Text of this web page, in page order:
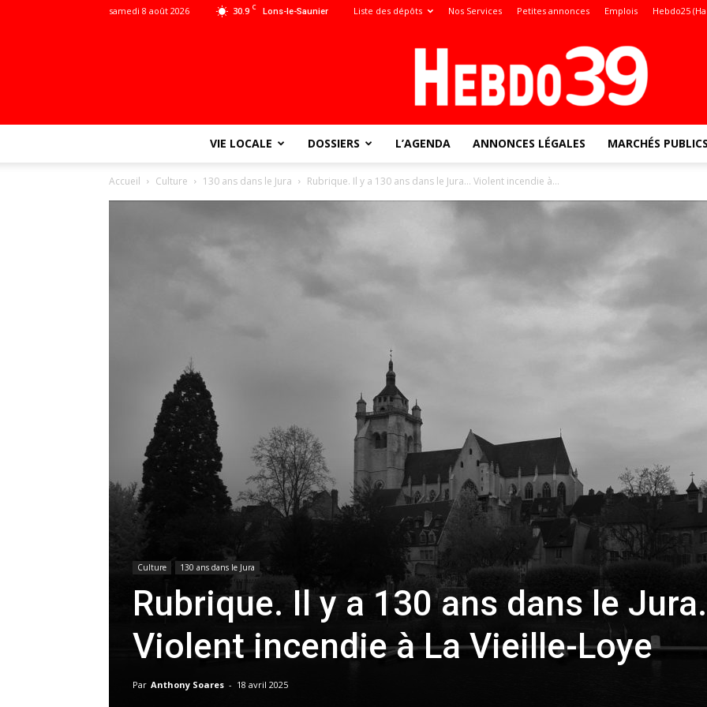
30.9 C Lons-le-Saunier
samedi 8 août 2026 Liste des dépôts Nos Services Petites annonces Emplois Hebdo25
l'info
VIE LOCALE DOSSIERS L’AGENDA ANNONCES LÉGALES MARCHÉS
Accueil Culture 130 ans dans le Jura Rubrique. Il y a 130 ans dans le Jura… Violent incendie à...
Culture 130 ans dans le Jura
Rubrique. Il y a 130 ans dans le
Violent incendie à La Vieille-Loye
Par Anthony Soares - 18 avril 2025